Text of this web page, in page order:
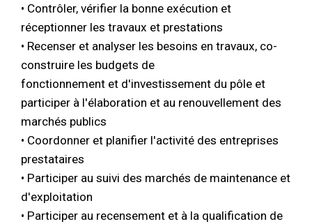
• Contrôler, vérifier la bonne exécution et
réceptionner les travaux et prestations
• Recenser et analyser les besoins en travaux, co-
construire les budgets de
fonctionnement et d'investissement du pôle et
participer à l'élaboration et au renouvellement des
marchés publics
• Coordonner et planifier l'activité des entreprises
prestataires
• Participer au suivi des marchés de maintenance et
d'exploitation
• Participer au recensement et à la qualification de